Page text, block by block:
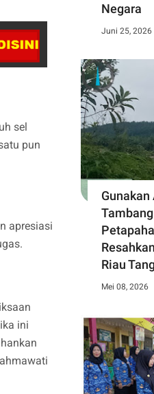
sel
pun
apresiasi
ini
Negara
Juni 25, 2026
Riau
Mei 08, 2026